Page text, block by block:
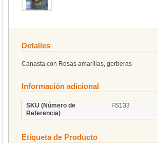
Detalles
Canasta con Rosas amarillas, gerberas
Información adicional
SKU (Número de
Referencia)
FS133
Etiqueta de Producto